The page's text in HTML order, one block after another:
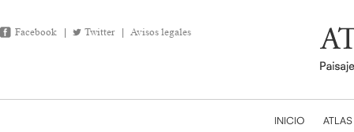
Facebook Twitter Avisos legales
INICIO ATLAS